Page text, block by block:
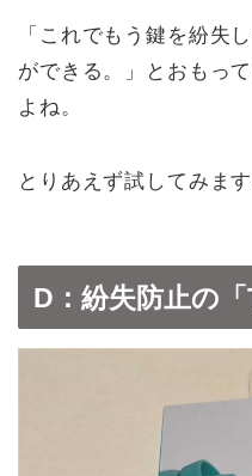
「これでもう鍵を紛失
ができる。」とおもっ
よね。
とりあえず試してみます
D：紛失防止の